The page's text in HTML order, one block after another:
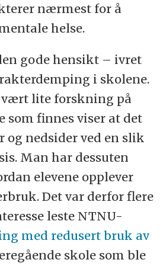
nærmest for å
helse.
gode hensikt – ivret
i skolene.
vært lite forskning på
som finnes viser at det
og nedsider ved en slik
Man har dessuten
elevene opplever
Det var derfor flere
leste NTNU-
med redusert bruk av
skole som ble